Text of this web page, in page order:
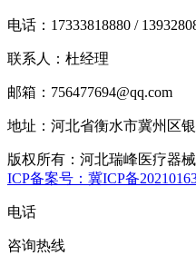
电话：17333818880 /
联系人：杜经理
邮箱：756477694@qq.com
地址：河北省衡水市冀州区
版权所有：河北瑞峰医疗器
ICP备案号：冀ICP备
电话
咨询热线